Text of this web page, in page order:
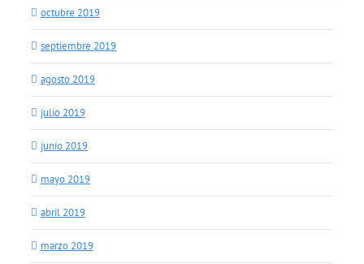
octubre 2019
septiembre 2019
agosto 2019
julio 2019
junio 2019
mayo 2019
abril 2019
marzo 2019